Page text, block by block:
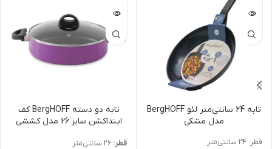
تابه 24 سانتی‌متر لئو BergHOFF
مدل مشکی
قطر: 24 سانتی‌متر
تابه دو دسته BergHOFF کف
اینداکشن سایز 26 مدل کششی
قطر: